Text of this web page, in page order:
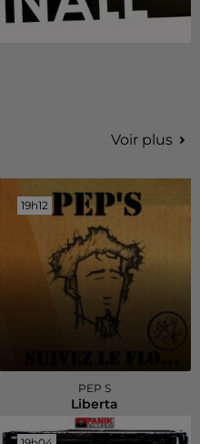
Voir plus
19h12
19h12
PEP S
Liberta